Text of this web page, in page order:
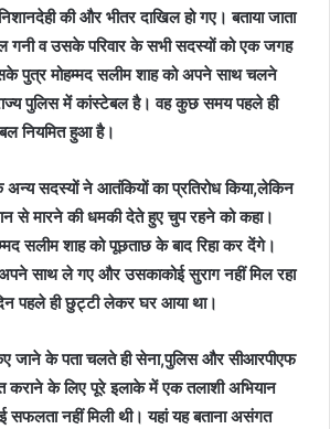
की और भीतर दाखिल हो गए। बताया जाता
गनी व उसके परिवार के सभी सदस्यों को एक जगह
पुत्र मोहम्मद सलीम शाह को अपने साथ चलने
पुलिस में कांस्टेबल है। वह कुछ समय पहले ही
नियमित हुआ है।
अन्य सदस्यों ने आतंकियों का प्रतिरोध किया,लेकिन
से मारने की धमकी देते हुए चुप रहने को कहा।
सलीम शाह को पूछताछ के बाद रिहा कर देंगे।
साथ ले गए और उसकाकोई सुराग नहीं मिल रहा
पहले ही छुट्टी लेकर घर आया था।
जाने के पता चलते ही सेना,पुलिस और सीआरपीएफ
के लिए पूरे इलाके में एक तलाशी अभियान
नहीं मिली थी। यहां यह बताना असंगत